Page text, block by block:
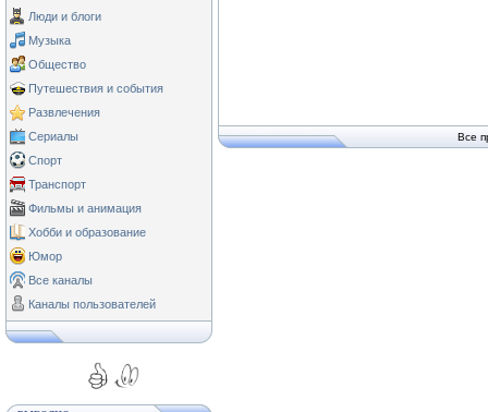
Люди и блоги
Музыка
Общество
Путешествия и события
Развлечения
Сериалы
Спорт
Транспорт
Фильмы и анимация
Хобби и образование
Юмор
Все каналы
Каналы пользователей
Все